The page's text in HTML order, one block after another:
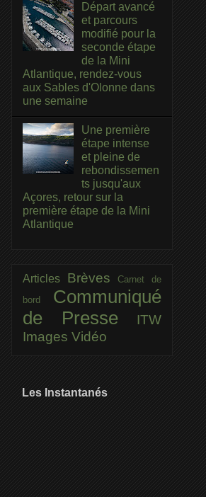
Départ avancé
et parcours
modifié pour la
seconde étape
de la Mini
Atlantique, rendez-vous
aux Sables d'Olonne dans
une semaine
Une première
étape intense
et pleine de
rebondissemen
ts jusqu'aux
Açores, retour sur la
première étape de la Mini
Atlantique
Articles BrèvesCarnet de
bord Communiqué
de Presse
ITW
Images Vidéo
Les Instantanés